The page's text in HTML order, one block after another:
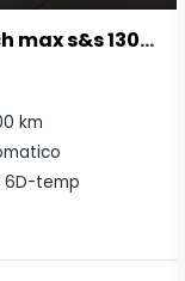
CITROEN C3 aircross 1.2 puretech max s&s 130cv eat6
km
6D-temp